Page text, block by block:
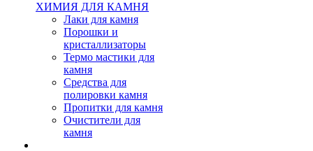
ХИМИЯ ДЛЯ КАМНЯ
Лаки для камня
Порошки и
кристаллизаторы
Термо мастики для
камня
Средства для
полировки камня
Пропитки для камня
Очистители для
камня